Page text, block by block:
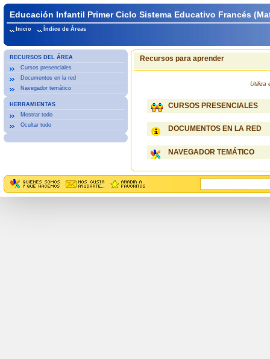
Educación Infantil Primer Ciclo Sistema Educativo Francés
Inicio Índice de Áreas
RECURSOS DEL ÁREA
Cursos presenciales
Documentos en la red
Navegador temático
HERRAMIENTAS
Mostrar todo
Ocultar todo
Recursos para aprender
Utiliza
CURSOS PRESENCIALES
DOCUMENTOS EN LA RED
NAVEGADOR TEMÁTICO